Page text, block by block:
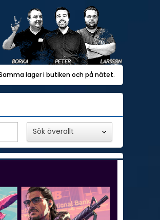
lager i butiken och på nätet.